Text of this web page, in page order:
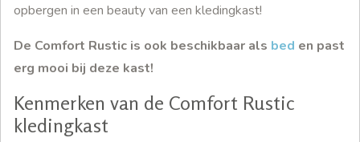
opbergen in een beauty van een kledingkast!
De Comfort Rustic is ook beschikbaar als bed en past
erg mooi bij deze kast!
Kenmerken van de Comfort Rustic
kledingkast